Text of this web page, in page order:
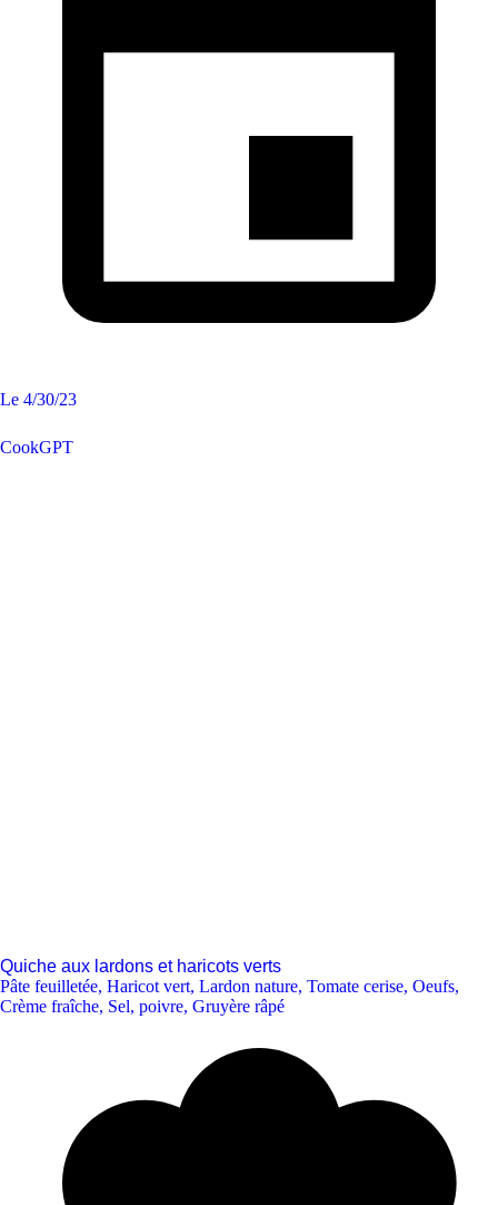
Le 4/30/23
CookGPT
Quiche aux lardons et haricots verts
Pâte feuilletée, Haricot vert, Lardon nature, Tomate cerise, Oeufs,
Crème fraîche, Sel, poivre, Gruyère râpé